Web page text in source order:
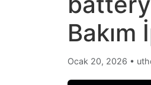
Bakım
Ocak 20, 2026 •